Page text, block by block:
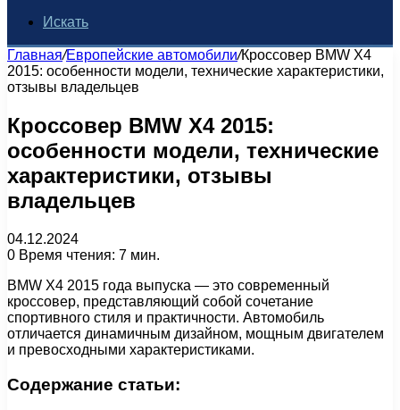
Искать
Главная/Европейские автомобили/Кроссовер BMW X4
2015: особенности модели, технические характеристики,
отзывы владельцев
Кроссовер BMW X4 2015:
особенности модели, технические
характеристики, отзывы
владельцев
04.12.2024
0 Время чтения: 7 мин.
BMW X4 2015 года выпуска — это современный
кроссовер, представляющий собой сочетание
спортивного стиля и практичности. Автомобиль
отличается динамичным дизайном, мощным двигателем
и превосходными характеристиками.
Содержание статьи: